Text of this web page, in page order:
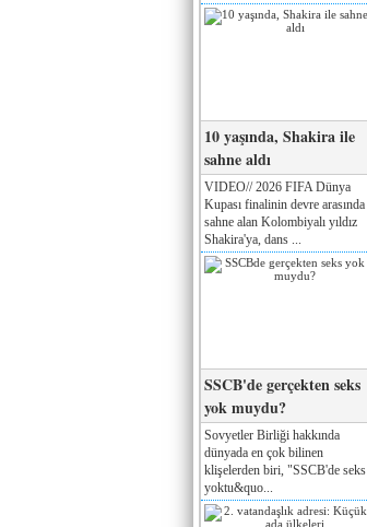
10 yaşında, Shakira ile
sahne aldı
VIDEO// 2026 FIFA Dünya
Kupası finalinin devre arasında
sahne alan Kolombiyalı yıldız
Shakira'ya, dans ...
SSCB'de gerçekten seks
yok muydu?
Sovyetler Birliği hakkında
dünyada en çok bilinen
klişelerden biri, "SSCB'de seks
yoktu&quo...